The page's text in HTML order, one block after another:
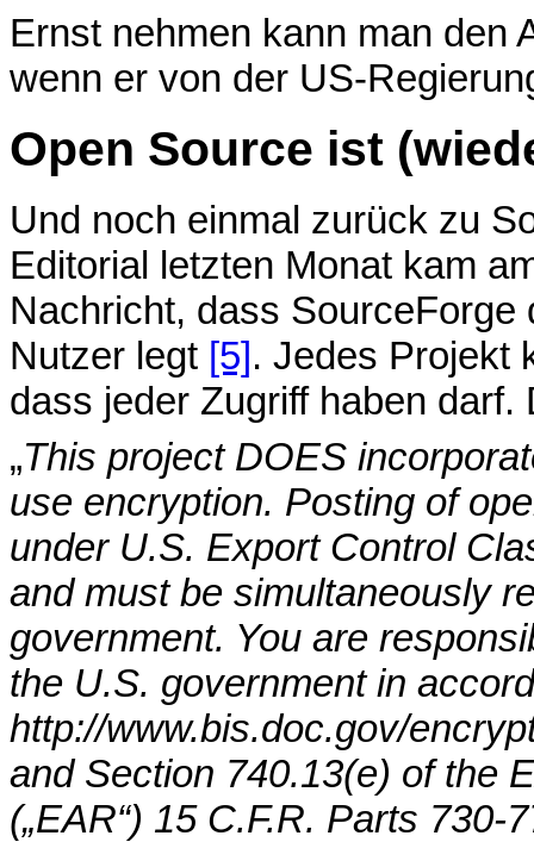
Ernst nehmen kann man den
wenn er von der US-
Open Source ist
Und noch einmal zurück zu
Editorial letzten Monat kam
Nachricht, dass
Nutzer legt [5]. Jedes Projekt
dass jeder Zugriff haben
„This project DOES
use encryption. Posting of
under U.S. Export Control
and must be simultaneously
government. You are
the U.S. government in
http://www.bis.doc.gov/
and Section 740.13(e) of the
(„EAR“) 15 C.F.R. Parts 730-